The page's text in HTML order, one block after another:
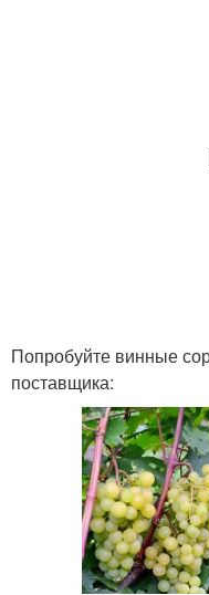
Попробуйте винные
поставщика: